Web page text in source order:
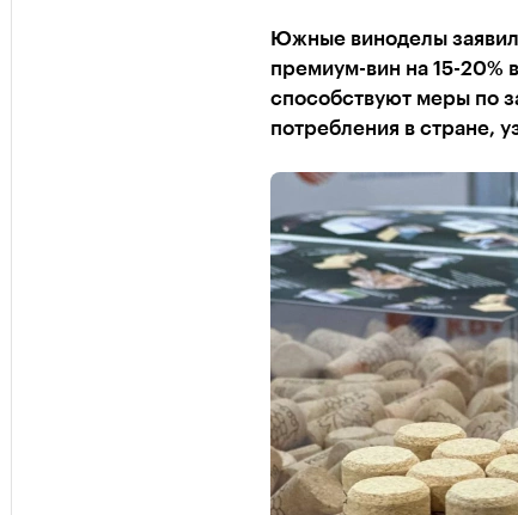
Южные виноделы
премиум-вин на 15-20%
способствуют меры по
потребления в стране,